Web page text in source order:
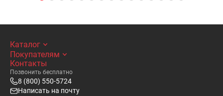
Каталог
Покупателям
Контакты
Позвонить бесплатно
8 (800) 550-5724
Написать на почту